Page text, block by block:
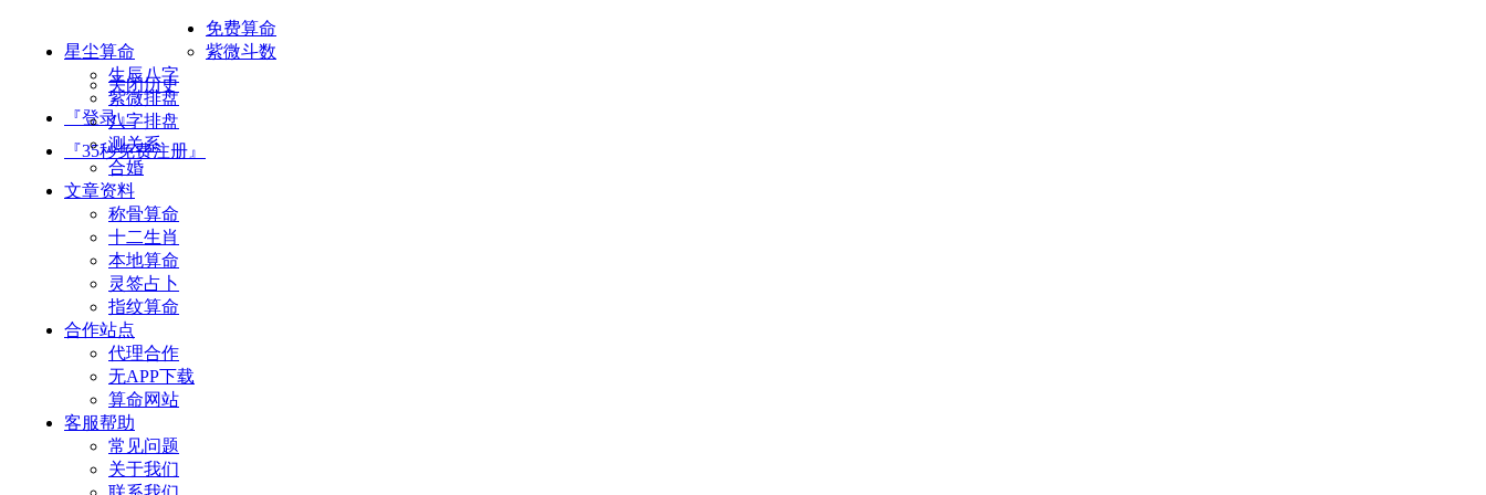
星尘算命
关闭历史
『登录』
『35秒免费注册』
免费算命
紫微斗数
生辰八字
紫微排盘
八字排盘
测关系
合婚
文章资料
称骨算命
十二生肖
本地算命
灵签占卜
指纹算命
合作站点
代理合作
无APP下载
算命网站
客服帮助
常见问题
关于我们